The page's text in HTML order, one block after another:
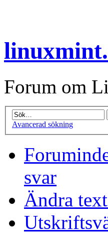
Forum om
Avancerad sökning
svar
Ändra